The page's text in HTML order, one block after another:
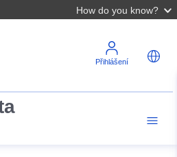
How do you know?
Přihlášení